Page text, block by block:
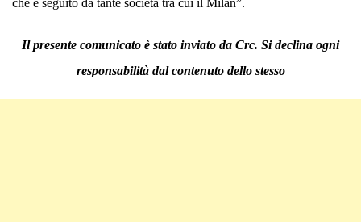
che è seguito da tante società tra cui il Milan”.
Il presente comunicato è stato inviato da Crc. Si declina ogni
responsabilità dal contenuto dello stesso